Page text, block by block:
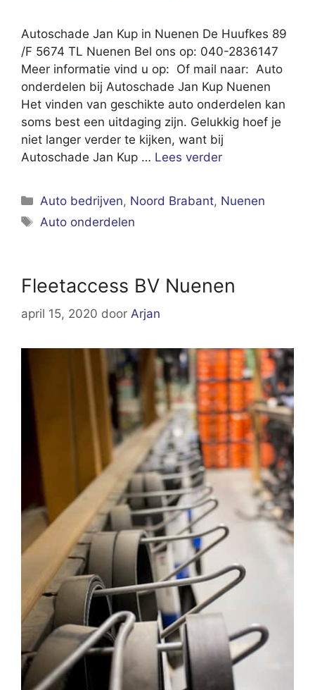
Autoschade Jan Kup in Nuenen De Huufkes 89
/F 5674 TL Nuenen Bel ons op: 040-2836147
Meer informatie vind u op: Of mail naar: Auto
onderdelen bij Autoschade Jan Kup Nuenen
Het vinden van geschikte auto onderdelen kan
soms best een uitdaging zijn. Gelukkig hoef je
niet langer verder te kijken, want bij
Autoschade Jan Kup … Lees verder
Categorieën
Auto bedrijven, Noord Brabant, Nuenen
Tags
Auto onderdelen
Fleetaccess BV Nuenen
april 15, 2020 door Arjan